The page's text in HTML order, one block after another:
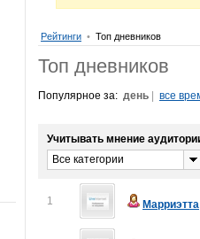
Рейтинги • Топ дневников
Топ дневников
Популярное за: день все
Учитывать мнение
Все категории
1 Марриэтта